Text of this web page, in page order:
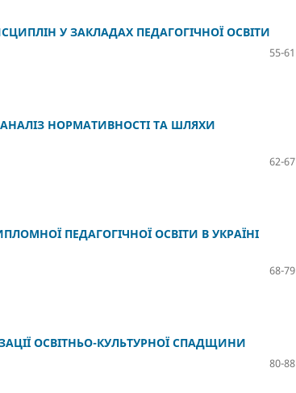
У ЗАКЛАДАХ ПЕДАГОГІЧНОЇ ОСВІТИ
55-61
НОРМАТИВНОСТІ ТА ШЛЯХИ
62-67
ПЕДАГОГІЧНОЇ ОСВІТИ В УКРАЇНІ
68-79
ОСВІТНЬО-КУЛЬТУРНОЇ СПАДЩИНИ
80-88